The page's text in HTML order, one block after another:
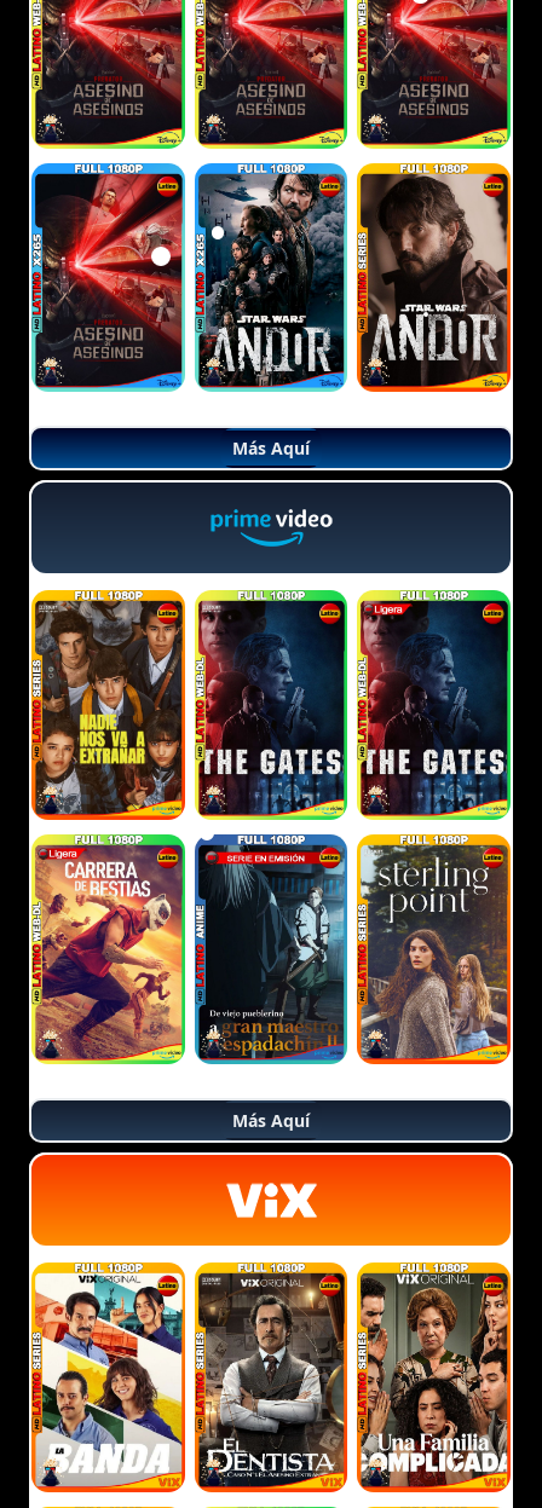
Más Aquí
Más Aquí